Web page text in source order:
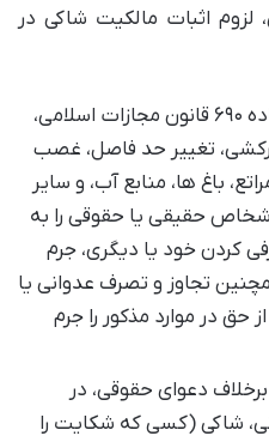
اثبات مالکیت شاکی در
ماده ۶۹۰ قانون مجازات اسلامی،
تغییر حد فاصل، غصب
باغ ها، منابع آب، و سایر
حقیقی یا حقوقی را به
کردن خود یا دیگری، جرم
تجاوز و تصرف عدوانی یا
حق در موارد مذکور را جرم
برخلاف دعوای حقوقی، در
شاکی (کسی که شکایت را